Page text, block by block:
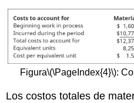
Figura\(\PageIndex{4}\):
Los costos totales de